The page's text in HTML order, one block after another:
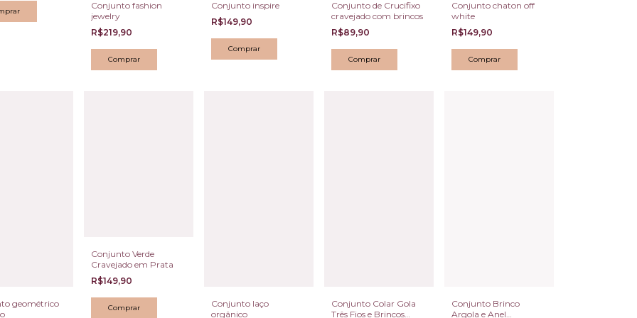
Conjunto fashion
jewelry
R$219,90
Conjunto inspire
R$149,90
Conjunto de Crucifixo
cravejado com brincos
R$89,90
Conjunto chaton off
white
R$149,90
geométrico
Conjunto Verde
Cravejado em Prata
R$149,90
Conjunto laço
orgânico
Conjunto Colar Gola
Três Fios e Brincos
Conjunto Brinco
Argola e Anel